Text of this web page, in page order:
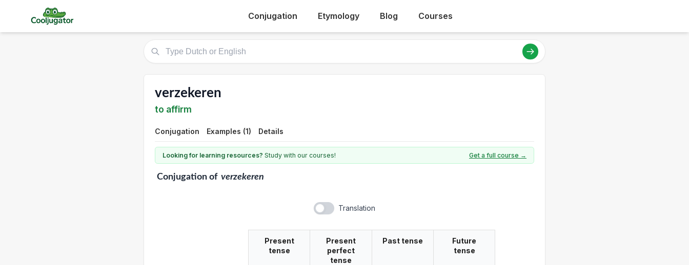
Conjugation Etymology Blog Courses
verzekeren
to affirm
Conjugation Examples (1) Details
Looking for learning resources? Study with our courses! Get a full course →
Conjugationof verzekeren
Translation
Present
tense
Present
perfect
tense
Past tense
Future
tense